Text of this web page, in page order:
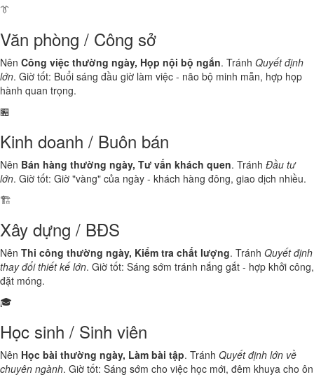
👔
Văn phòng / Công sở
Nên Công việc thường ngày, Họp nội bộ ngắn. Tránh Quyết định
lớn. Giờ tốt: Buổi sáng đầu giờ làm việc - não bộ minh mẫn, hợp họp
hành quan trọng.
🏪
Kinh doanh / Buôn bán
Nên Bán hàng thường ngày, Tư vấn khách quen. Tránh Đầu tư
lớn. Giờ tốt: Giờ "vàng" của ngày - khách hàng đông, giao dịch nhiều.
🏗️
Xây dựng / BĐS
Nên Thi công thường ngày, Kiểm tra chất lượng. Tránh Quyết định
thay đổi thiết kế lớn. Giờ tốt: Sáng sớm tránh nắng gắt - hợp khởi công,
đặt móng.
🎓
Học sinh / Sinh viên
Nên Học bài thường ngày, Làm bài tập. Tránh Quyết định lớn về
chuyên ngành. Giờ tốt: Sáng sớm cho việc học mới, đêm khuya cho ôn